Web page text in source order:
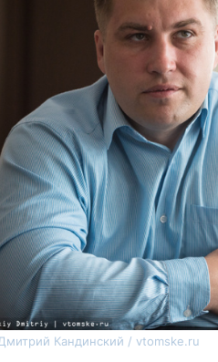
Кандинский / vtomske.ru